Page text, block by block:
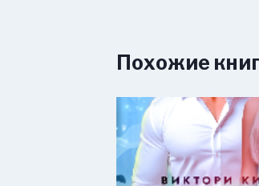
Похожие